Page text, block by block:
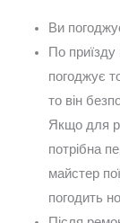
Ви
По приїзду
погоджує
то він
Якщо для
потрібна
майстер
погодить